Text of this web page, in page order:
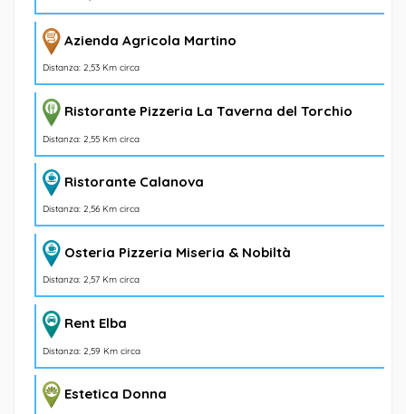
Azienda Agricola Martino
Distanza: 2,53 Km circa
Ristorante Pizzeria La Taverna del Torchio
Distanza: 2,55 Km circa
Ristorante Calanova
Distanza: 2,56 Km circa
Osteria Pizzeria Miseria & Nobiltà
Distanza: 2,57 Km circa
Rent Elba
Distanza: 2,59 Km circa
Estetica Donna